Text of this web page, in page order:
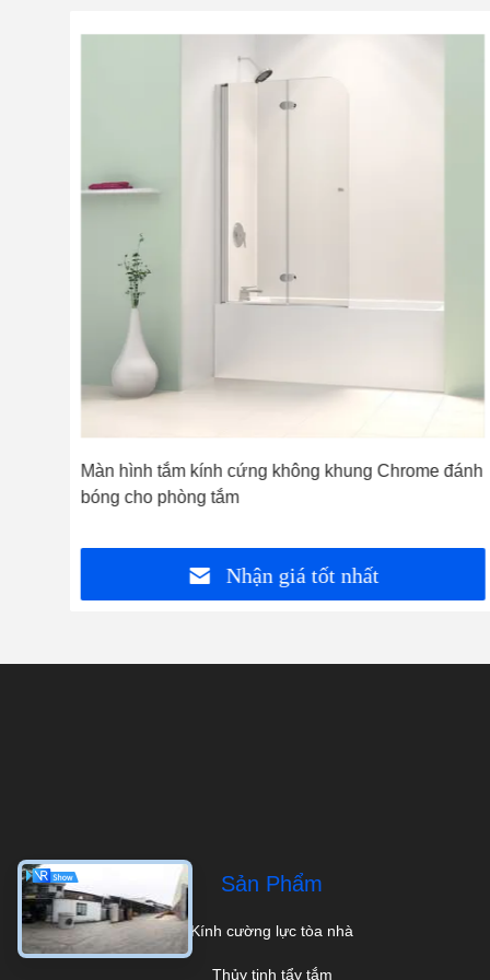
Màn hình tắm kính cứng không khung Chrome đánh
bóng cho phòng tắm
Nhận giá tốt nhất
Sản Phẩm
Kính cường lực tòa nhà
Thủy tinh tẩy tắm